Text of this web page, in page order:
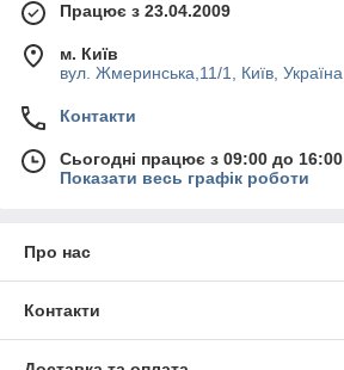
Працює з 23.04.2009
м. Київ
вул. Жмеринська,11/1, Київ, Україна
Контакти
Сьогодні працює з 09:00 до 16:00
Показати весь графік роботи
Про нас
Контакти